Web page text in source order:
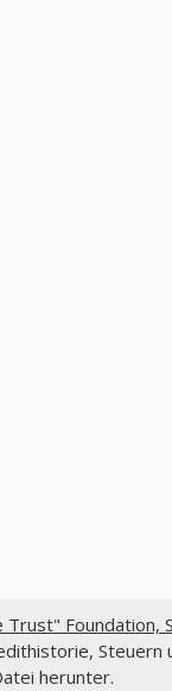
Trust" Foundation,
herunter.